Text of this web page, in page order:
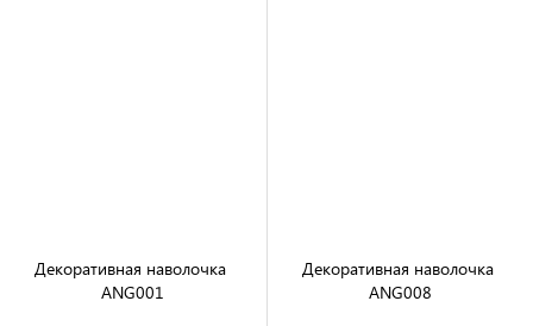
Декоративная наволочка
ANG001
Декоративная наволочка
ANG008